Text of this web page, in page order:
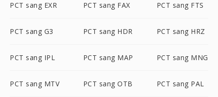
PCT sang EXR PCT sang FAX PCT sang FTS
PCT sang G3 PCT sang HDR PCT sang HRZ
PCT sang IPL PCT sang MAP PCT sang MNG
PCT sang MTV PCT sang OTB PCT sang PAL